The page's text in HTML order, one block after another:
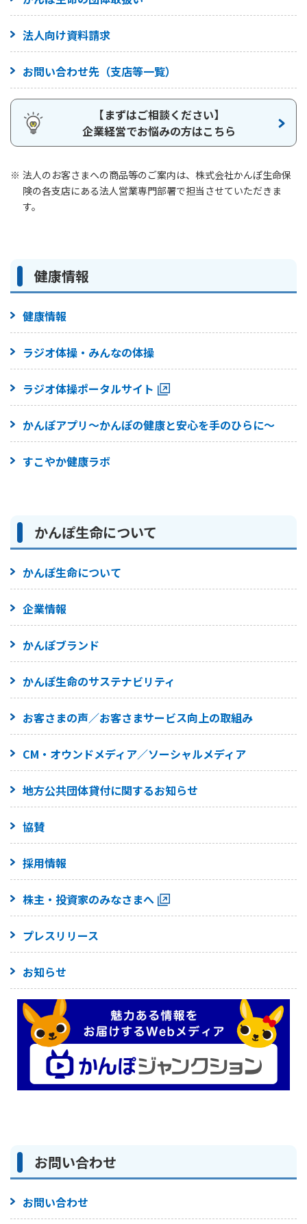
法人向け資料請求
お問い合わせ先（支店等一覧）
【まずはご相談ください】
企業経営でお悩みの方はこちら
法人のお客さまへの商品等のご案内は、株式会社かんぽ生命保
険の各支店にある法人営業専門部署で担当させていただきま
す。
健康情報
健康情報
ラジオ体操・みんなの体操
ラジオ体操ポータルサイト
かんぽアプリ～かんぽの健康と安心を手のひらに～
すこやか健康ラボ
かんぽ生命について
かんぽ生命について
企業情報
かんぽブランド
かんぽ生命のサステナビリティ
お客さまの声／お客さまサービス向上の取組み
CM・オウンドメディア／ソーシャルメディア
地方公共団体貸付に関するお知らせ
協賛
採用情報
株主・投資家のみなさまへ
プレスリリース
お知らせ
お問い合わせ
お問い合わせ